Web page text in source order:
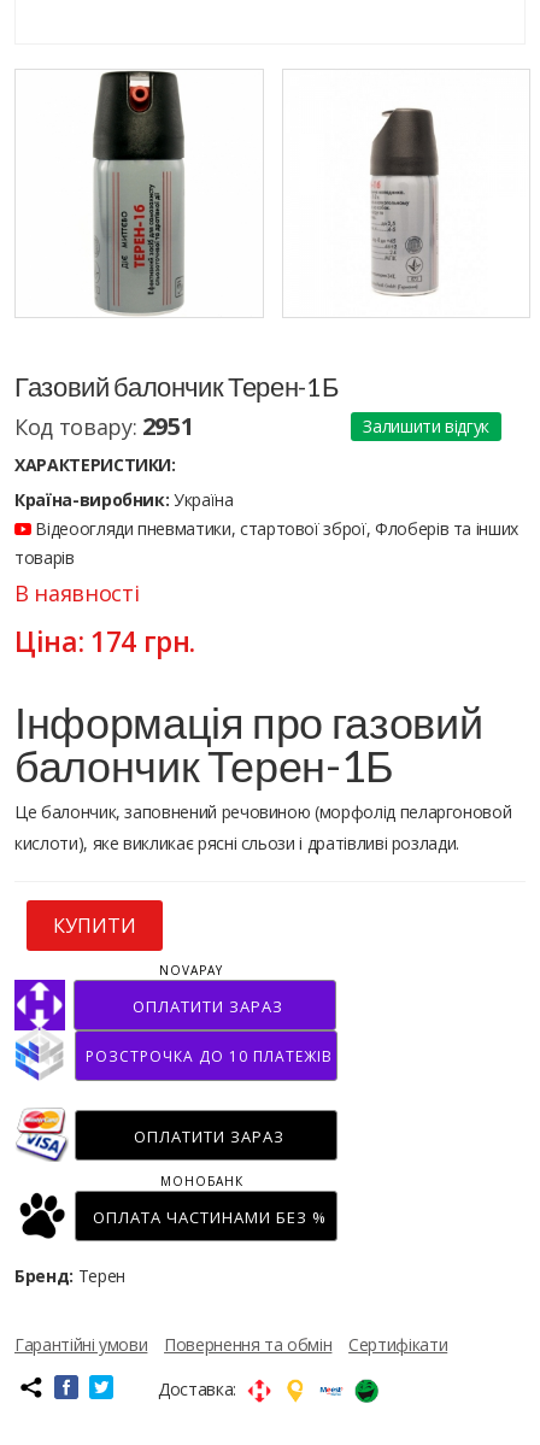
Газовий балончик Терен-1Б
Код товару: 2951
Залишити відгук
ХАРАКТЕРИСТИКИ:
Країна-виробник: Україна
Відеоогляди пневматики, стартової зброї, Флоберів та інших
товарів
В наявності
Ціна: 174грн.
Інформація про газовий
балончик Терен-1Б
Це балончик, заповнений речовиною (морфолід пеларгоновой
кислоти), яке викликає рясні сльози і дратівливі розлади.
КУПИТИ
ОПЛАТИТИ ЗАРАЗ
NOVAPAY
РОЗСТРОЧКА ДО 10 ПЛАТЕЖІВ
ОПЛАТИТИ ЗАРАЗ
ОПЛАТА ЧАСТИНАМИ БЕЗ %
МОНОБАНК
Бренд: Терен
Гарантійні умови Повернення та обмін
Сертифікати
Доставка: